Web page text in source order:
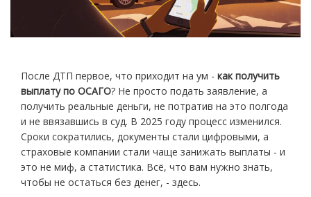
После ДТП первое, что приходит на ум - как получить
выплату по ОСАГО? Не просто подать заявление, а
получить реальные деньги, не потратив на это полгода
и не ввязавшись в суд. В 2025 году процесс изменился.
Сроки сократились, документы стали цифровыми, а
страховые компании стали чаще занижать выплаты - и
это не миф, а статистика. Всё, что вам нужно знать,
чтобы не остаться без денег, - здесь.